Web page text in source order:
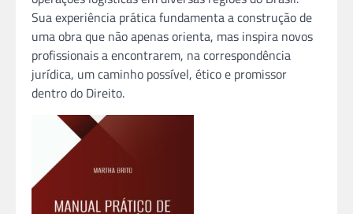
Sua experiência prática fundamenta a construção de
uma obra que não apenas orienta, mas inspira novos
profissionais a encontrarem, na correspondência
jurídica, um caminho possível, ético e promissor
dentro do Direito.